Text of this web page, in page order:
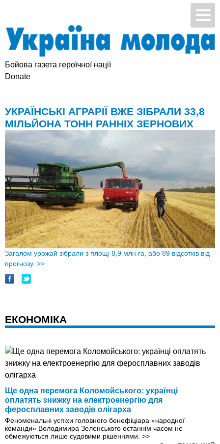
Бойова газета героїчної нації
Підтримай УМ
УКРАЇНСЬКІ АГРАРІЇ ВЖЕ ЗІБРАЛИ 33,8
МІЛЬЙОНА ТОНН РАННІХ ЗЕРНОВИХ
Загалом урожай зібрали з площі 8,9 млн га, або 89 відсотків вiд
прогнозу. >>
ЕКОНОМІКА
Ще одна перемога Коломойського: українці
оплатять знижку на електроенергію для
феросплавних заводів олігарха
Феноменальні успіхи головного бенефіціара «народної
команди» Володимира Зеленського останнім часом не
обмежуються лише судовими рішеннями. >>